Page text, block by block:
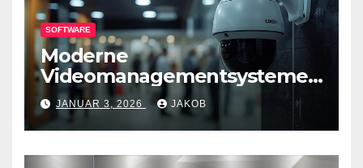
SOFTWARE
Moderne
Videomanagementsysteme
(VMS) – mehr als nur
Überwachungswerkzeuge
JANUAR 3, 2026 JAKOB